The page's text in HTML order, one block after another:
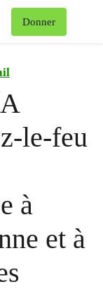
Donner
le-feu
à
et à